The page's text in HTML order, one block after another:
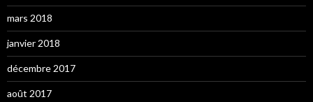
mars 2018
janvier 2018
décembre 2017
août 2017